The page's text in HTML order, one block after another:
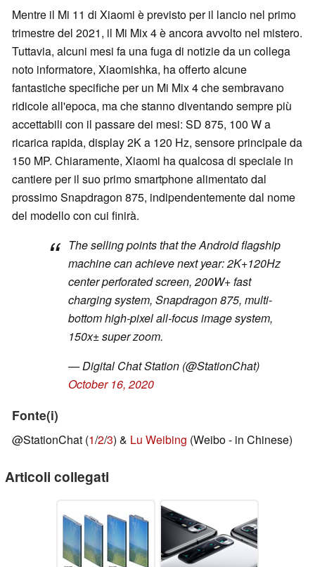
Mentre il Mi 11 di Xiaomi è previsto per il lancio nel primo
trimestre del 2021, il Mi Mix 4 è ancora avvolto nel mistero.
Tuttavia, alcuni mesi fa una fuga di notizie da un collega
noto informatore, Xiaomishka, ha offerto alcune
fantastiche specifiche per un Mi Mix 4 che sembravano
ridicole all'epoca, ma che stanno diventando sempre più
accettabili con il passare dei mesi: SD 875, 100 W a
ricarica rapida, display 2K a 120 Hz, sensore principale da
150 MP. Chiaramente, Xiaomi ha qualcosa di speciale in
cantiere per il suo primo smartphone alimentato dal
prossimo Snapdragon 875, indipendentemente dal nome
del modello con cui finirà.
The selling points that the Android flagship
machine can achieve next year: 2K+120Hz
center perforated screen, 200W+ fast
charging system, Snapdragon 875, multi-
bottom high-pixel all-focus image system,
150x± super zoom.
— Digital Chat Station (@StationChat)
October 16, 2020
Fonte(i)
@StationChat (1/2/3) & Lu Weibing (Weibo - in Chinese)
Articoli collegati